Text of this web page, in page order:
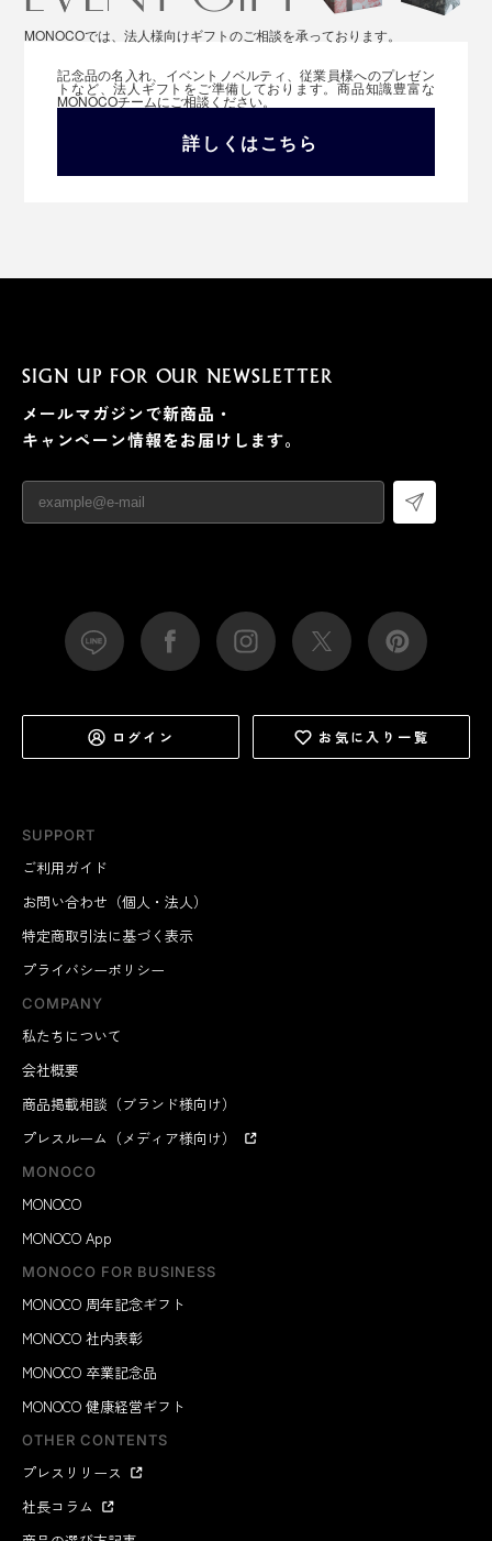
MONOCOでは、法人様向けギフトのご相談を承っております。
記念品の名入れ、イベントノベルティ、従業員様へのプレゼン
トなど、法人ギフトをご準備しております。商品知識豊富な
MONOCOチームにご相談ください。
詳しくはこちら
SUPPORT
ご利用ガイド
お問い合わせ（個人・法人）
特定商取引法に基づく表示
プライバシーポリシー
COMPANY
私たちについて
会社概要
商品掲載相談（ブランド様向け）
プレスルーム（メディア様向け）
MONOCO
MONOCO
MONOCO App
MONOCO FOR BUSINESS
MONOCO 周年記念ギフト
MONOCO 社内表彰
MONOCO 卒業記念品
MONOCO 健康経営ギフト
OTHER CONTENTS
プレスリリース
社長コラム
SIGN UP FOR OUR NEWSLETTER
メールマガジンで新商品・
キャンペーン情報をお届けします。
ログイン お気に入り一覧